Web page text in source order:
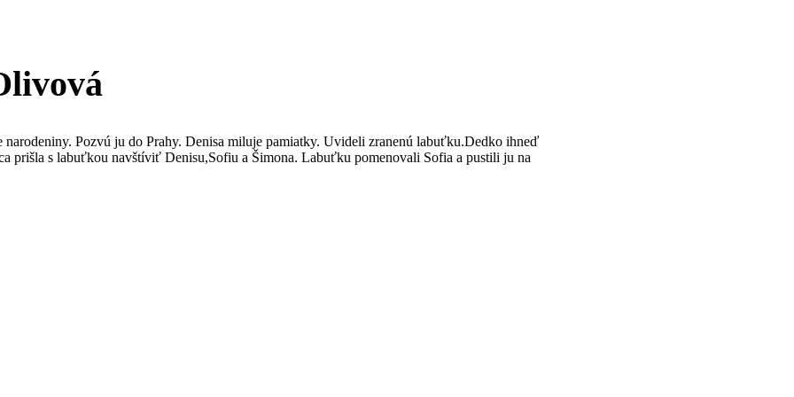
narodeniny. Pozvú ju do Prahy. Denisa miluje pamiatky. Uvideli zranenú labuťku.Dedko ihneď
prišla s labuťkou navštíviť Denisu,Sofiu a Šimona. Labuťku pomenovali Sofia a pustili ju na